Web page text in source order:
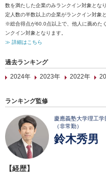
数を満たした企業のみランクイン対象とな
定人数の半数以上の企業がランクイン対象
※総合得点が60.0点以上で、他人に薦めた
ンクイン対象となります。
≫ 詳細はこちら
過去ランキング
2024年
2023年 2022年
ランキング監修
慶應義塾大学理工
（非常勤）
鈴木秀男
【経歴】